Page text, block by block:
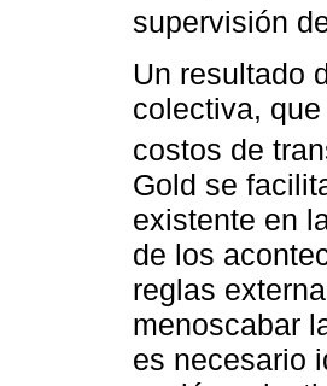
supervisión
Un resultado
colectiva,
costos de
Gold se
existente en
de los
reglas
menoscabar
es necesario